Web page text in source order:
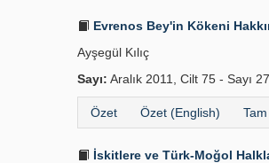
Evrenos Bey'in Kökeni
Ayşegül Kılıç
Sayı: Aralık 2011, Cilt 75 - Sayı
Özet Özet (English)
İskitlere ve Türk-Moğol